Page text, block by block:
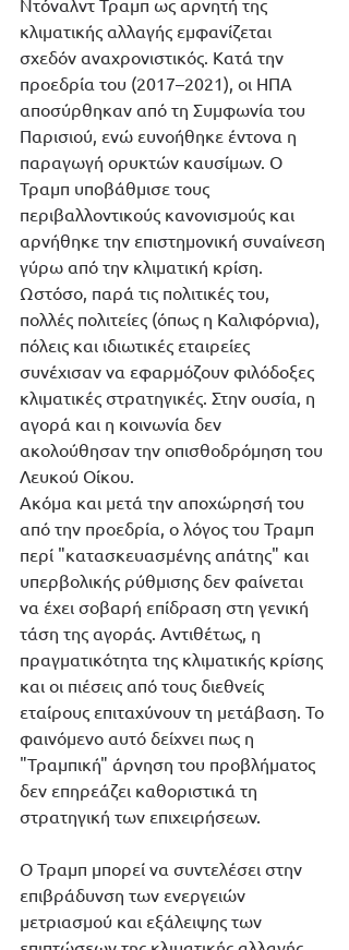
κλιματικής αλλαγής εμφανίζεται
σχεδόν αναχρονιστικός. Κατά την
προεδρία του (2017–2021), οι ΗΠΑ
αποσύρθηκαν από τη Συμφωνία του
Παρισιού, ενώ ευνοήθηκε έντονα η
παραγωγή ορυκτών καυσίμων. Ο
Τραμπ υποβάθμισε τους
περιβαλλοντικούς κανονισμούς και
αρνήθηκε την επιστημονική συναίνεση
γύρω από την κλιματική κρίση.
Ωστόσο, παρά τις πολιτικές του,
πολλές πολιτείες (όπως η Καλιφόρνια),
πόλεις και ιδιωτικές εταιρείες
συνέχισαν να εφαρμόζουν φιλόδοξες
κλιματικές στρατηγικές. Στην ουσία, η
αγορά και η κοινωνία δεν
ακολούθησαν την οπισθοδρόμηση του
Λευκού Οίκου.
Ακόμα και μετά την αποχώρησή του
από την προεδρία, ο λόγος του Τραμπ
περί "κατασκευασμένης απάτης" και
υπερβολικής ρύθμισης δεν φαίνεται
να έχει σοβαρή επίδραση στη γενική
τάση της αγοράς. Αντιθέτως, η
πραγματικότητα της κλιματικής κρίσης
και οι πιέσεις από τους διεθνείς
εταίρους επιταχύνουν τη μετάβαση. Το
φαινόμενο αυτό δείχνει πως η
"Τραμπική" άρνηση του προβλήματος
δεν επηρεάζει καθοριστικά τη
στρατηγική των επιχειρήσεων.
Ο Τραμπ μπορεί να συντελέσει στην
επιβράδυνση των ενεργειών
μετριασμού και εξάλειψης των